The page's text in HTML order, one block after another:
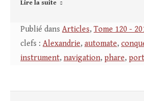
Lire la suite
Publié dans Articles, Tome 120 -
clefs : Alexandrie, automate,
instrument, navigation, phare, port